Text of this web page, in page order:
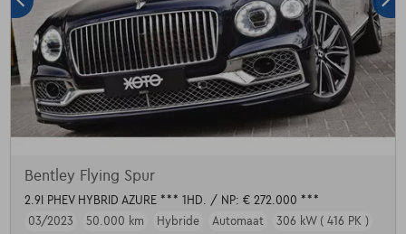
Bentley Flying Spur
2.9I PHEV HYBRID AZURE *** 1HD. / NP: € 272.000 ***
03/2023
50.000 km Hybride Automaat 306 kW ( 416 PK )